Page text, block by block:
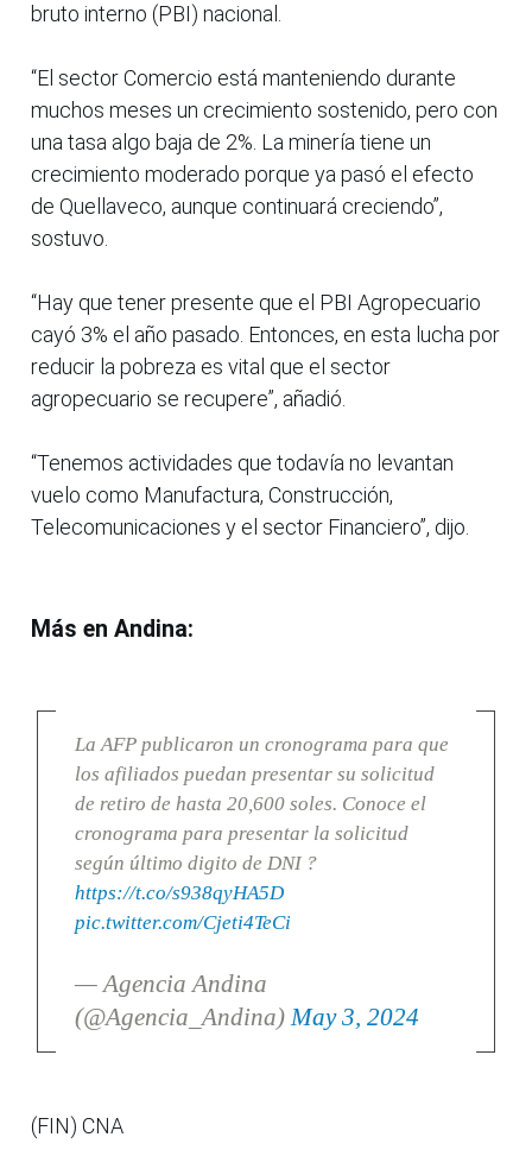
bruto interno (PBI) nacional.
“El sector Comercio está manteniendo durante
muchos meses un crecimiento sostenido, pero con
una tasa algo baja de 2%. La minería tiene un
crecimiento moderado porque ya pasó el efecto
de Quellaveco, aunque continuará creciendo”,
sostuvo.
“Hay que tener presente que el PBI Agropecuario
cayó 3% el año pasado. Entonces, en esta lucha por
reducir la pobreza es vital que el sector
agropecuario se recupere”, añadió.
“Tenemos actividades que todavía no levantan
vuelo como Manufactura, Construcción,
Telecomunicaciones y el sector Financiero”, dijo.
Más en Andina:
La AFP publicaron un cronograma para que
los afiliados puedan presentar su solicitud
de retiro de hasta 20,600 soles. Conoce el
cronograma para presentar la solicitud
según último digito de DNI ?
https://t.co/s938qyHA5D
pic.twitter.com/Cjeti4TeCi
— Agencia Andina
(@Agencia_Andina)May 3, 2024
(FIN) CNA